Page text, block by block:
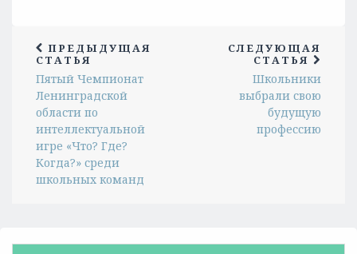
ПРЕДЫДУЩАЯ
СТАТЬЯ
Пятый Чемпионат
Ленинградской
области по
интеллектуальной
игре «Что? Где?
Когда?» среди
школьных команд
СЛЕДУЮЩАЯ
СТАТЬЯ
Школьники
выбрали свою
будущую
профессию